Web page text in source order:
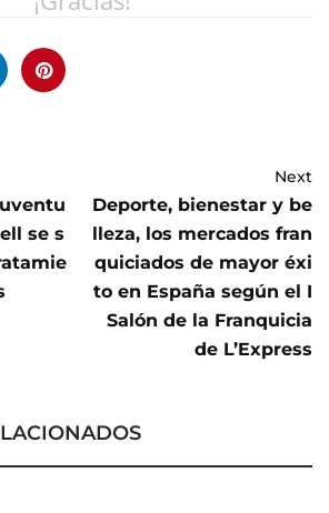
se s
Next
Deporte, bienestar y be
lleza, los mercados fran
quiciados de mayor éxi
to en España según el I
Salón de la Franquicia
de L’Express